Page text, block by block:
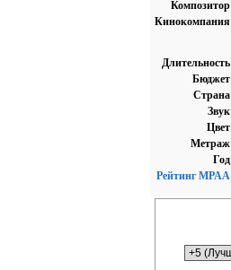
Композитор
Кинокомпания
Длительность
Бюджет
Страна
Звук
Цвет
Метраж
Год
Рейтинг MPAA